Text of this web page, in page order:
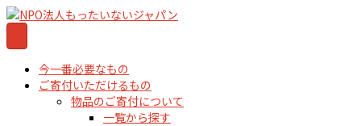
今一番必要なもの
ご寄付いただけるもの
物品のご寄付について
一覧から探す